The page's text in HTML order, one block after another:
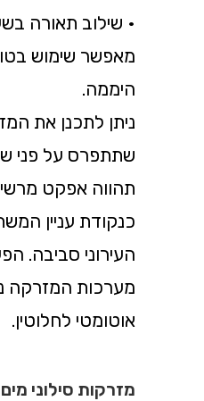
• שילוב תאורה
מאפשר שימוש
היממה.
ניתן לתכנן את
שתתפרס על פני
תהווה אפקט
כנקודת עניין
העירוני סביבה.
מערכות המזרקה
אוטומטי לחלוטין.
מזרקות סילוני